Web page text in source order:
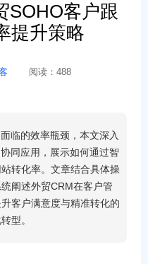
SOHO客户跟
提升策略
阅读： 488
临的效率瓶颈，本文深入
同应用，展示如何通过智
转化率。文章结合具体操
阐述外贸CRM在客户管
客户满意度与精准转化的
型。